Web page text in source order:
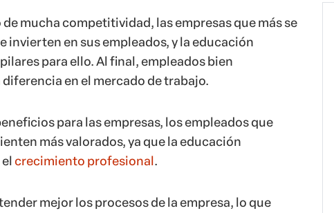
mucha competitividad, las empresas que más se
invierten en sus empleados, y la educación
para ello. Al final, empleados bien
en el mercado de trabajo.
para las empresas, los empleados que
más valorados, ya que la educación
crecimiento profesional.
mejor los procesos de la empresa, lo que